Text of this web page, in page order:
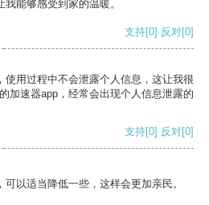
能够感受到家的温暖。
支持[0] 反对[0]
使用过程中不会泄露个人信息，这让我很
加速器app，经常会出现个人信息泄露的
支持[0] 反对[0]
以适当降低一些，这样会更加亲民。